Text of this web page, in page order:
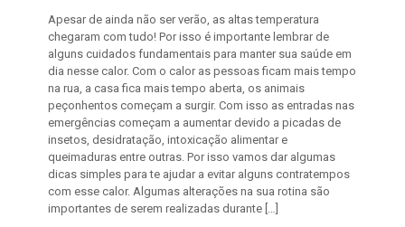
Apesar de ainda não ser verão, as altas temperatura
chegaram com tudo! Por isso é importante lembrar de
alguns cuidados fundamentais para manter sua saúde em
dia nesse calor. Com o calor as pessoas ficam mais tempo
na rua, a casa fica mais tempo aberta, os animais
peçonhentos começam a surgir. Com isso as entradas nas
emergências começam a aumentar devido a picadas de
insetos, desidratação, intoxicação alimentar e
queimaduras entre outras. Por isso vamos dar algumas
dicas simples para te ajudar a evitar alguns contratempos
com esse calor. Algumas alterações na sua rotina são
importantes de serem realizadas durante […]